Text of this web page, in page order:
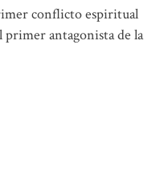
conflicto espiritual
primer antagonista de la